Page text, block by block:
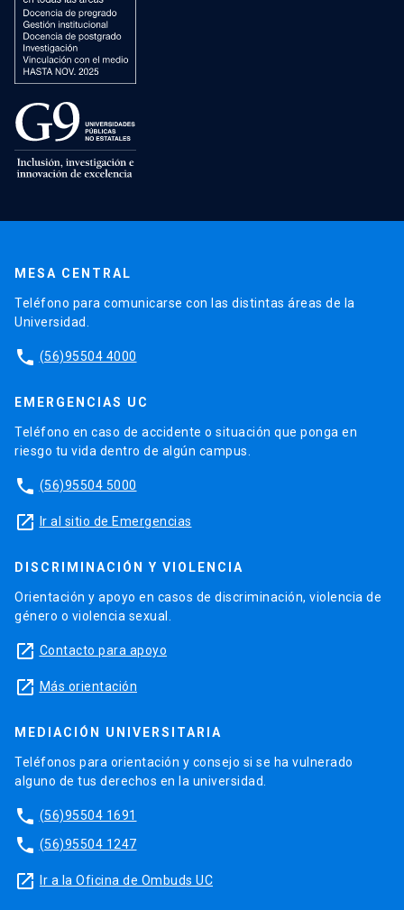
MESA CENTRAL
Teléfono para comunicarse con las distintas áreas de la
Universidad.
phone (56)95504 4000
EMERGENCIAS UC
Teléfono en caso de accidente o situación que ponga en
riesgo tu vida dentro de algún campus.
phone (56)95504 5000
launch Ir al sitio de Emergencias
DISCRIMINACIÓN Y VIOLENCIA
Orientación y apoyo en casos de discriminación, violencia de
género o violencia sexual.
launch Contacto para apoyo
launch Más orientación
MEDIACIÓN UNIVERSITARIA
Teléfonos para orientación y consejo si se ha vulnerado
alguno de tus derechos en la universidad.
phone (56)95504 1691
phone (56)95504 1247
launch Ir a la Oficina de Ombuds UC